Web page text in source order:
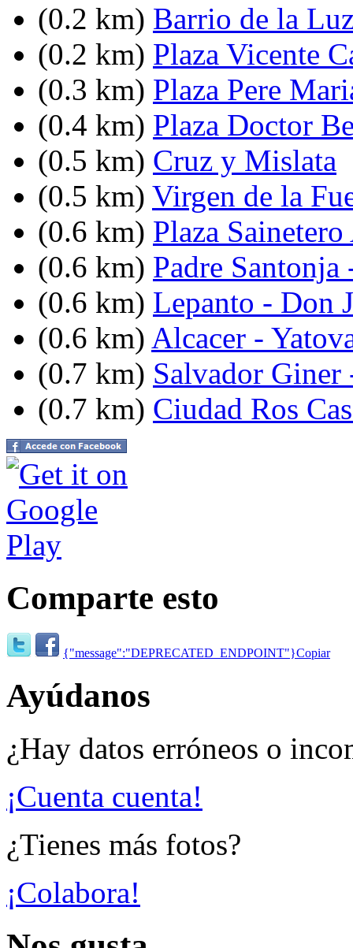
(0.2 km) Barrio de la
(0.2 km) Plaza Vicente
(0.3 km) Plaza Pere
(0.4 km) Plaza Doctor
(0.5 km) Cruz y Mislata
(0.5 km) Virgen de la
(0.6 km) Plaza
(0.6 km) Padre
(0.6 km) Lepanto - Don
(0.6 km) Alcacer -
(0.7 km) Salvador Giner
(0.7 km) Ciudad Ros
Comparte esto
{"message":"DEPRECATED_ENDPOINT"}Copiar
Ayúdanos
¿Hay datos erróneos o
¡Cuenta cuenta!
¿Tienes más fotos?
¡Colabora!